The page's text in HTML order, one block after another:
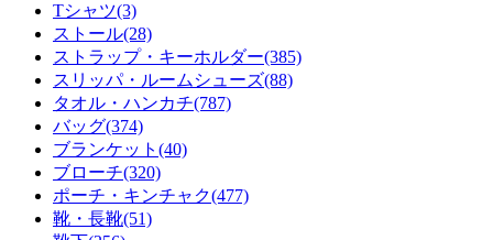
Tシャツ(3)
ストール(28)
ストラップ・キーホルダー(385)
スリッパ・ルームシューズ(88)
タオル・ハンカチ(787)
バッグ(374)
ブランケット(40)
ブローチ(320)
ポーチ・キンチャク(477)
靴・長靴(51)